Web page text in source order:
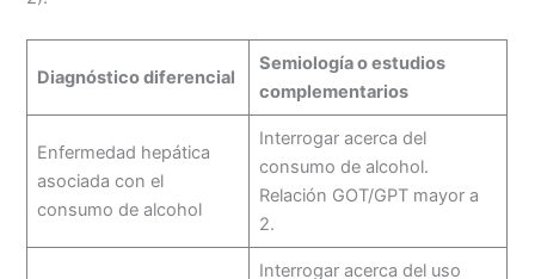
Diagnóstico diferencial
Semiología o estudios
complementarios
Enfermedad hepática
asociada con el
consumo de alcohol
Interrogar acerca del
consumo de alcohol.
Relación GOT/GPT mayor a
2.
Interrogar acerca del uso